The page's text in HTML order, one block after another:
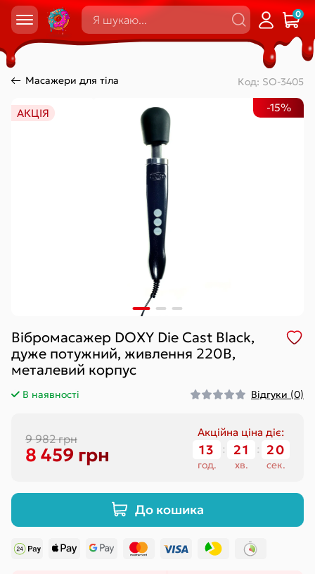
0
Масажери для тіла Код: SO-3405
АКЦІЯ -15%
Вібромасажер DOXY Die Cast Black,
дуже потужний, живлення 220В,
металевий корпус
В наявності Відгуки (0)
9 982 грн
8 459 грн
Акційна ціна діє:
13
год.
21
хв.
20
сек.
До кошика